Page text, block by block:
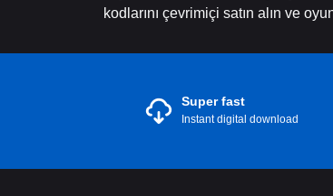
kodlarını çevrimiçi satın alın ve
Super fast
Instant digital download